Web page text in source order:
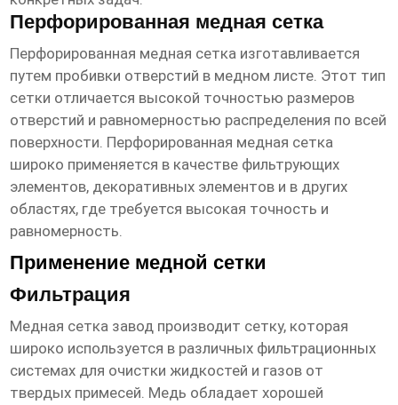
Перфорированная медная сетка
Перфорированная медная сетка изготавливается
путем пробивки отверстий в медном листе. Этот тип
сетки отличается высокой точностью размеров
отверстий и равномерностью распределения по всей
поверхности. Перфорированная медная сетка
широко применяется в качестве фильтрующих
элементов, декоративных элементов и в других
областях, где требуется высокая точность и
равномерность.
Применение медной сетки
Фильтрация
Медная сетка завод производит сетку, которая
широко используется в различных фильтрационных
системах для очистки жидкостей и газов от
твердых примесей. Медь обладает хорошей